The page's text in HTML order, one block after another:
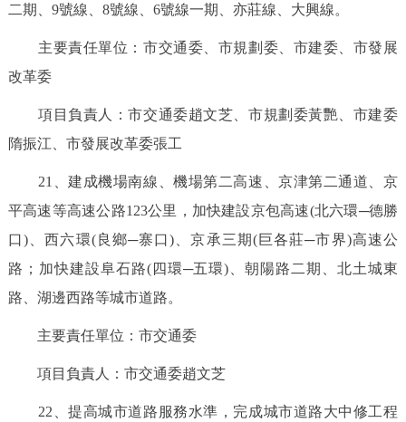
二期、9號線、8號線、6號線一期、亦莊線、大興線。
主要責任單位：市交通委、市規劃委、市建委、市發展
改革委
項目負責人：市交通委趙文芝、市規劃委黃艷、市建委
隋振江、市發展改革委張工
21、建成機場南線、機場第二高速、京津第二通道、京
平高速等高速公路123公里，加快建設京包高速(北六環─德勝
口)、西六環(良鄉─寨口)、京承三期(巨各莊─市界)高速公
路；加快建設阜石路(四環─五環)、朝陽路二期、北土城東
路、湖邊西路等城市道路。
主要責任單位：市交通委
項目負責人：市交通委趙文芝
22、提高城市道路服務水準，完成城市道路大中修工程